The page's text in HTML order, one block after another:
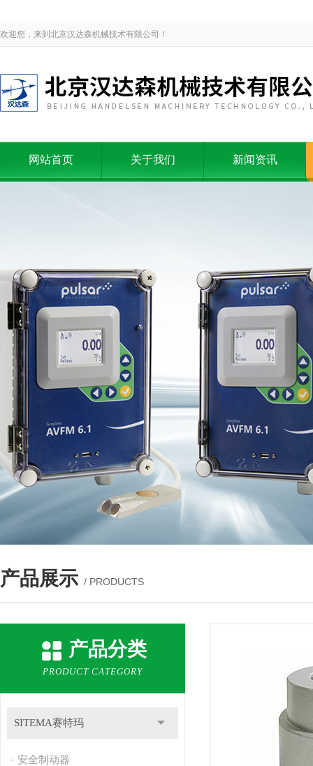
欢迎您，来到北京汉达森机械技术有限公司！
网站首页 关于我们 新闻资讯
产品展示 / PRODUCTS
产品分类
PRODUCT CATEGORY
SITEMA赛特玛
安全制动器